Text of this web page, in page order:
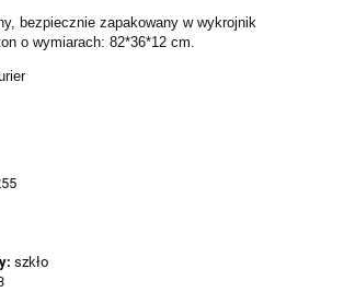
bezpiecznie zapakowany w wykrojnik
o wymiarach: 82*36*12 cm.
szkło